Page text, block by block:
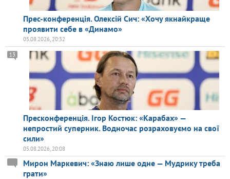
Прес-конференція. Олексій Сич: «Хочу якнайкраще
проявити себе в «Динамо»
05.08.2026, 20:32
Пресконференція. Ігор Костюк: «Карабах» —
непростий суперник. Водночас розраховуємо на свої
сили»
13
05.08.2026, 20:08
Мирон Маркевич: «Знаю лише одне — Мудрику треба
грати»